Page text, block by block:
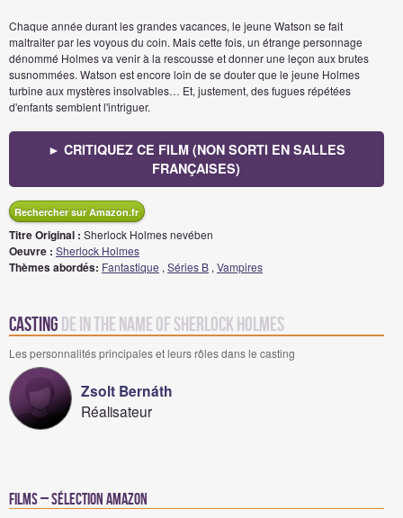
Chaque année durant les grandes vacances, le jeune Watson se fait
maltraiter par les voyous du coin. Mais cette fois, un étrange personnage
dénommé Holmes va venir à la rescousse et donner une leçon aux brutes
susnommées. Watson est encore loin de se douter que le jeune Holmes
turbine aux mystères insolvables… Et, justement, des fugues répétées
d'enfants semblent l'intriguer.
► CRITIQUEZ CE FILM (NON SORTI EN SALLES
FRANÇAISES)
Rechercher sur Amazon.fr
Titre Original : Sherlock Holmes nevében
Oeuvre : Sherlock Holmes
Thèmes abordés: Fantastique , Séries B , Vampires
Casting de In The Name of Sherlock Holmes
Les personnalités principales et leurs rôles dans le casting
Zsolt Bernáth
Réalisateur
Films – Sélection Amazon